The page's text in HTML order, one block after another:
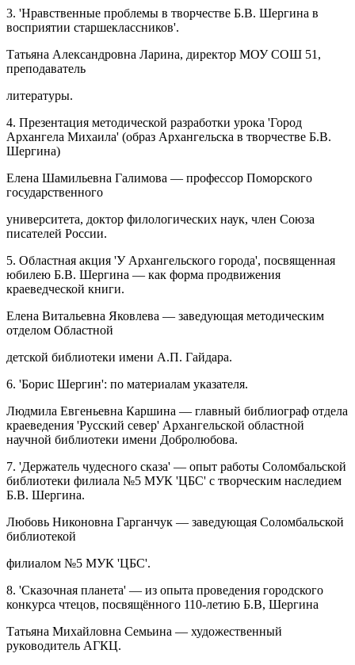
3. 'Нравственные проблемы в творчестве Б.В. Шергина в
восприятии старшеклассников'.
Татьяна Александровна Ларина, директор МОУ СОШ 51,
преподаватель
литературы.
4. Презентация методической разработки урока 'Город
Архангела Михаила' (образ Архангельска в творчестве Б.В.
Шергина)
Елена Шамильевна Галимова — профессор Поморского
государственного
университета, доктор филологических наук, член Союза
писателей России.
5. Областная акция 'У Архангельского города', посвященная
юбилею Б.В. Шергина — как форма продвижения
краеведческой книги.
Елена Витальевна Яковлева — заведующая методическим
отделом Областной
детской библиотеки имени А.П. Гайдара.
6. 'Борис Шергин': по материалам указателя.
Людмила Евгеньевна Каршина — главный библиограф отдела
краеведения 'Русский север' Архангельской областной
научной библиотеки имени Добролюбова.
7. 'Держатель чудесного сказа' — опыт работы Соломбальской
библиотеки филиала №5 МУК 'ЦБС' с творческим наследием
Б.В. Шергина.
Любовь Никоновна Гарганчук — заведующая Соломбальской
библиотекой
филиалом №5 МУК 'ЦБС'.
8. 'Сказочная планета' — из опыта проведения городского
конкурса чтецов, посвящённого 110-летию Б.В, Шергина
Татьяна Михайловна Семьина — художественный
руководитель АГКЦ.